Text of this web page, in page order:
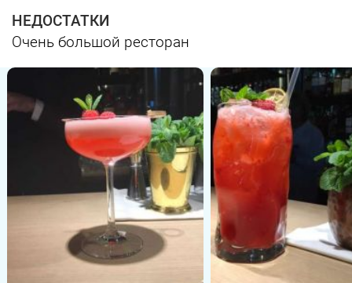
НЕДОСТАТКИ
Очень большой ресторан